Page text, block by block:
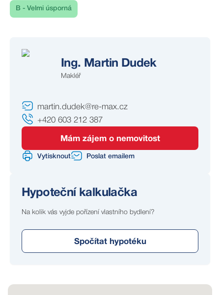
rezidencestarymlyn
B - Velmi úsporná
Ing. Martin Dudek
Makléř
martin.dudek@re-max.cz
+420 603 212 387
Mám zájem o nemovitost
Vytisknout Poslat emailem
Hypoteční kalkulačka
Na kolik vás vyjde pořízení vlastního bydlení?
Spočítat hypotéku